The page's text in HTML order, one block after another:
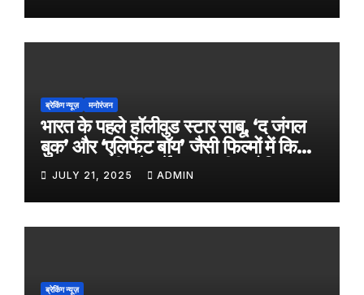
ब्रेकिंग न्यूज़ मनोरंजन
भारत के पहले हॉलीवुड स्टार साबू, ‘द जंगल
बुक’ और ‘एलिफेंट बॉय’ जैसी फिल्मों में किया
काम, जल्द ही बड़े पर्दे पर आएगी बायोपिक
JULY 21, 2025 ADMIN
ब्रेकिंग न्यूज़